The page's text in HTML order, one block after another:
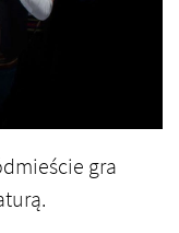
gra